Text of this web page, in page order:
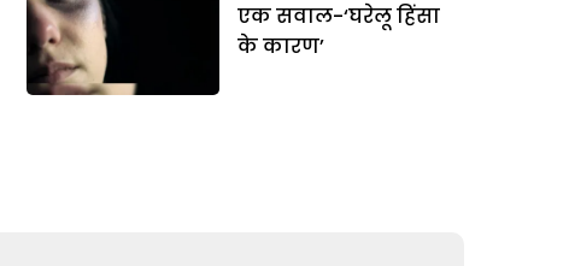
एक सवाल-‘घरेलू हिंसा
के कारण’